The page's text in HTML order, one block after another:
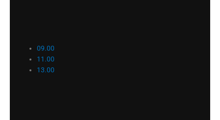
09.00
11.00
13.00